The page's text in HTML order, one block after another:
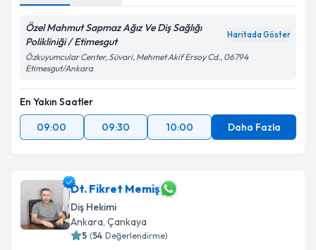
Özel Mahmut Sapmaz Ağız Ve Diş Sağlığı
Polikliniği / Etimesgut
Haritada Göster
Özkuyumcular Center, Süvari, Mehmet Akif Ersoy Cd., 06794
Etimesgut/Ankara
En Yakın Saatler
09:00
09:30 10:00 Daha Fazla
Dt. Fikret Memiş
Diş Hekimi
Ankara, Çankaya
5 (54 Değerlendirme)